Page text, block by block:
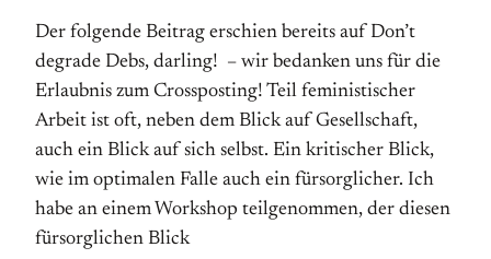
Der folgende Beitrag erschien bereits auf Don’t
degrade Debs, darling! – wir bedanken uns für die
Erlaubnis zum Crossposting! Teil feministischer
Arbeit ist oft, neben dem Blick auf Gesellschaft,
auch ein Blick auf sich selbst. Ein kritischer Blick,
wie im optimalen Falle auch ein fürsorglicher. Ich
habe an einem Workshop teilgenommen, der diesen
fürsorglichen Blick